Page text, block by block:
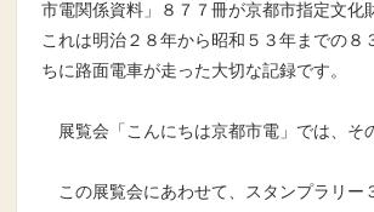
市電関係資料」８７７冊が京都市指定文化
これは明治２８年から昭和５３年までの８
ちに路面電車が走った大切な記録です。
展覧会「こんにちは京都市電」では、そ
この展覧会にあわせて、スタンプラリー